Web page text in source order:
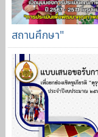
สถานศึกษา"